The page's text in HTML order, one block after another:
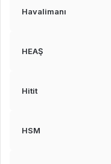
Havalimanı
HEAŞ
Hitit
HSM